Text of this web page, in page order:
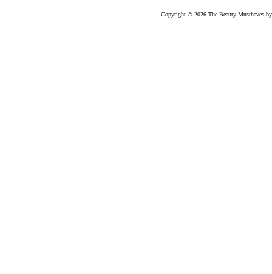
Copyright © 2026 The Beauty Musthaves